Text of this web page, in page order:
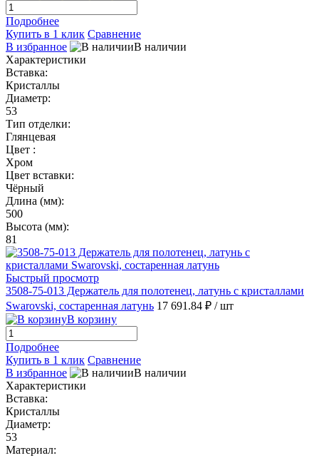
Подробнее
Купить в 1 клик Сравнение
В избранное
В наличии
Характеристики
Вставка:
Кристаллы
Диаметр:
53
Тип отделки:
Глянцевая
Цвет :
Хром
Цвет вставки:
Чёрный
Длина (мм):
500
Высота (мм):
81
Быстрый просмотр
3508-75-013 Держатель для полотенец, латунь с кристаллами
Swarovski, состаренная латунь 17 691.84 ₽ / шт
В корзину
Подробнее
Купить в 1 клик Сравнение
В избранное
В наличии
Характеристики
Вставка:
Кристаллы
Диаметр:
53
Материал: